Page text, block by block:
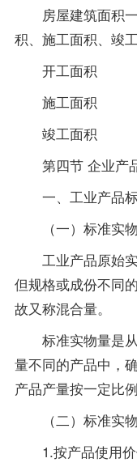
房屋建筑面积一
积、施工面积、竣
开工面积
施工面积
竣工面积
第四节 企业产
一、工业产品标
（一）标准实物
工业产品原始实
但规格或成份不同
故又称混合量。
标准实物量是从
量不同的产品中，
产品产量按一定比
（二）标准实物
1.按产品使用价